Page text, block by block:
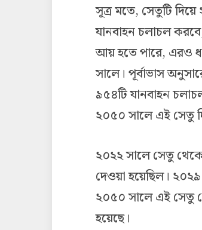
সূত্র মতে, সেতুটি
যানবাহন চলাচল
আয় হতে পারে, এরও
সালে। পূর্বাভাস
৯৫৪টি যানবাহন
২০৫০ সালে এই সেতু
২০২২ সালে সেতু
দেওয়া হয়েছিল।
২০৫০ সালে এই সেতু
হয়েছে।